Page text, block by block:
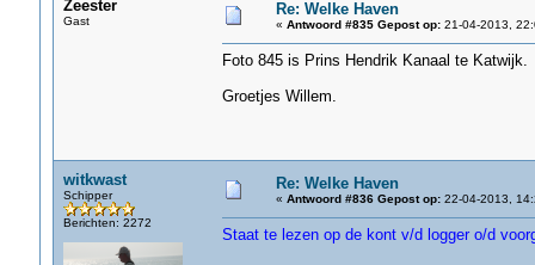
Zeester
Gast
Re: Welke Haven
« Antwoord #835 Gepost op:21-04-2013,
Foto 845 is Prins Hendrik Kanaal te Katwijk.
Groetjes Willem.
witkwast
Schipper
Berichten: 2272
Re: Welke Haven
« Antwoord #836 Gepost op:22-04-2013,
Staat te lezen op de kont v/d logger o/d